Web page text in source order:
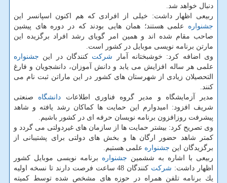
دنبال خواهد شد.
ربیعی اظهار داشت: خیلی از افرادی كه هم اكنون اسپانسر این
جشنواره علمی هستند؛ همان هایی بودند كه در دوره های پیشین
صاحب مقام شده اند و همین امر گویای رشد افراد برگزیده این
مارتن برنامه نویسی موبایل در كشور است.
وی اضافه كرد: خوشبختانه آمار شركت كنندگان در این جشنواره
علمی هر ساله افزایش می یابد و دانش آموزان، دانشجویان و فارغ
التحصیلان زیادی از شهرستان های كشور در این ماراتن ثبت نام می
كنند.
مدیر آزمایشگاه و مدیر گروه فناوری اطلاعات دانشگاه صنعتی
شریف افزود: امیدوارم این حمایت ها كماكان رشد یافته و شاهد
پیشرفت روزافزون برنامه نویسان حرفه ای در كشور باشیم.
وی تصریح كرد: بیشتر حمایت ها از سازمان های غیردولتی می گردد و
كمتر شاهد حضور ارگان ها و بخش های دولتی برای پشتیبانی از
برگزیدگان این جشنواره علمی هستیم.
ربیعی با اشاره به ششمین جشنواره برنامه نویسی موبایل كشور
اظهار داشت: شركت
كنندگان 48 ساعت فرصت دارند تا نسخه اولیه
یك برنامه تلفن همراه در حوزه های مشخص شده توسط كمیته